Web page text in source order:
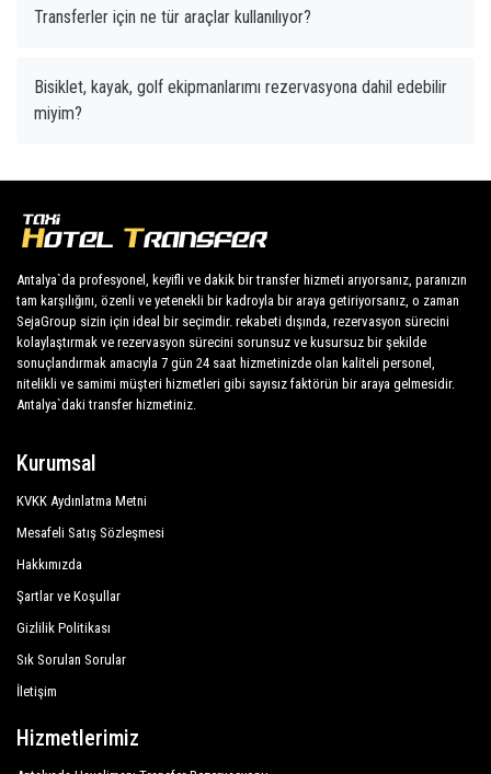
Transferler için ne tür araçlar kullanılıyor?
Bisiklet, kayak, golf ekipmanlarımı rezervasyona dahil edebilir
miyim?
Antalya`da profesyonel, keyifli ve dakik bir transfer hizmeti arıyorsanız, paranızın
tam karşılığını, özenli ve yetenekli bir kadroyla bir araya getiriyorsanız, o zaman
SejaGroup sizin için ideal bir seçimdir. rekabeti dışında, rezervasyon sürecini
kolaylaştırmak ve rezervasyon sürecini sorunsuz ve kusursuz bir şekilde
sonuçlandırmak amacıyla 7 gün 24 saat hizmetinizde olan kaliteli personel,
nitelikli ve samimi müşteri hizmetleri gibi sayısız faktörün bir araya gelmesidir.
Antalya`daki transfer hizmetiniz.
Kurumsal
KVKK Aydınlatma Metni
Mesafeli Satış Sözleşmesi
Hakkımızda
Şartlar ve Koşullar
Gizlilik Politikası
Sık Sorulan Sorular
İletişim
Hizmetlerimiz